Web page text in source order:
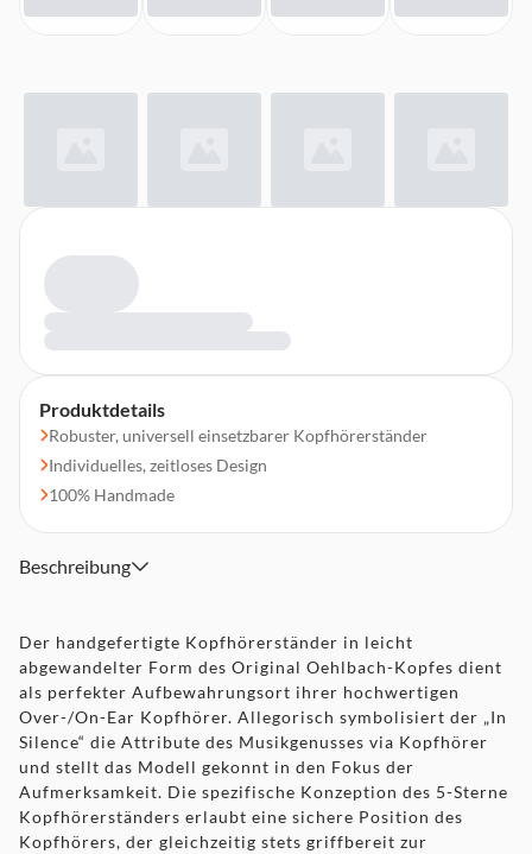
Produktdetails
Robuster, universell einsetzbarer Kopfhörerständer
Individuelles, zeitloses Design
100% Handmade
Beschreibung
Der handgefertigte Kopfhörerständer in leicht
abgewandelter Form des Original Oehlbach-Kopfes dient
als perfekter Aufbewahrungsort ihrer hochwertigen
Over-/On-Ear Kopfhörer. Allegorisch symbolisiert der „In
Silence“ die Attribute des Musikgenusses via Kopfhörer
und stellt das Modell gekonnt in den Fokus der
Aufmerksamkeit. Die spezifische Konzeption des 5-Sterne
Kopfhörerständers erlaubt eine sichere Position des
Kopfhörers, der gleichzeitig stets griffbereit zur